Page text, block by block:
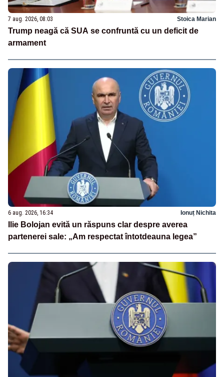
7 aug. 2026, 08:03 Stoica Marian
Trump neagă că SUA se confruntă cu un deficit de
armament
6 aug. 2026, 16:34 Ionuț Nichita
Ilie Bolojan evită un răspuns clar despre averea
partenerei sale: „Am respectat întotdeauna legea”